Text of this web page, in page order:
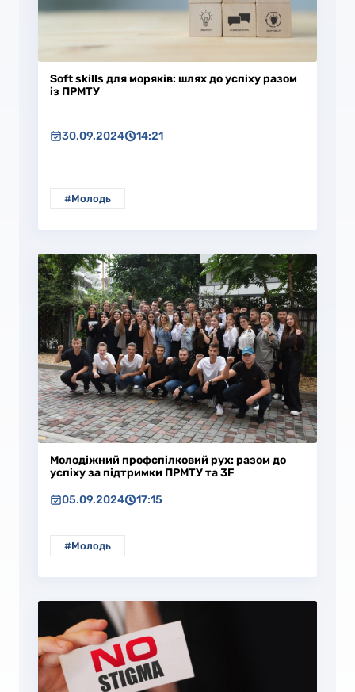
Soft skills для моряків: шлях до успіху разом
із ПРМТУ
30.09.2024 14:21
#Молодь
Молодіжний профспілковий рух: разом до
успіху за підтримки ПРМТУ та 3F
05.09.2024 17:15
#Молодь